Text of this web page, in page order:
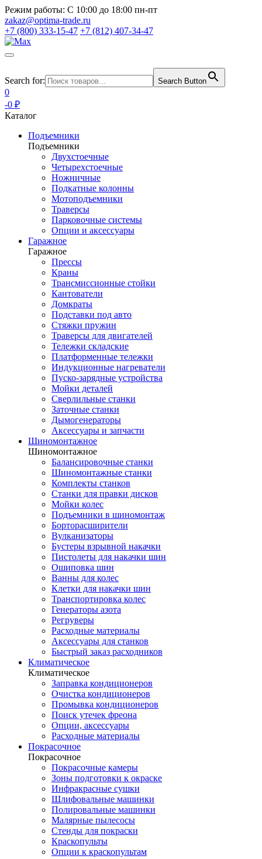
Режим работы: С 10:00 до 18:00 пн-пт
zakaz@optima-trade.ru
+7 (800) 333-15-47 +7 (812) 407-34-47
Search for: Search Button
0
-0 ₽
Каталог
Подъемники
Подъемники
Двухстоечные
Четырехстоечные
Ножничные
Подкатные колонны
Мотоподъемники
Траверсы
Парковочные системы
Опции и аксессуары
Гаражное
Гаражное
Прессы
Краны
Трансмиссионные стойки
Кантователи
Домкраты
Подставки под авто
Стяжки пружин
Траверсы для двигателей
Тележки складские
Платформенные тележки
Индукционные нагреватели
Пуско-зарядные устройства
Мойки деталей
Сверлильные станки
Заточные станки
Дымогенераторы
Аксессуары и запчасти
Шиномонтажное
Шиномонтажное
Балансировочные станки
Шиномонтажные станки
Комплекты станков
Станки для правки дисков
Мойки колес
Подъемники в шиномонтаж
Борторасширители
Вулканизаторы
Бустеры взрывной накачки
Пистолеты для накачки шин
Ошиповка шин
Ванны для колес
Клетки для накачки шин
Транспортировка колес
Генераторы азота
Регруверы
Расходные материалы
Аксессуары для станков
Быстрый заказ расходников
Климатическое
Климатическое
Заправка кондиционеров
Очистка кондиционеров
Промывка кондиционеров
Поиск утечек фреона
Опции, аксессуары
Расходные материалы
Покрасочное
Покрасочное
Покрасочные камеры
Зоны подготовки к окраске
Инфракрасные сушки
Шлифовальные машинки
Полировальные машинки
Малярные пылесосы
Стенды для покраски
Краскопульты
Опции к краскопультам